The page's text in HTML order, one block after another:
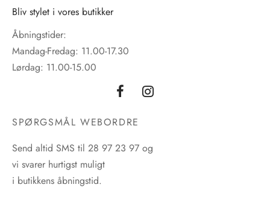
Bliv stylet i vores butikker
Åbningstider:
Mandag-Fredag: 11.00-17.30
Lørdag: 11.00-15.00
SPØRGSMÅL WEBORDRE
Send altid SMS til 28 97 23 97 og
vi svarer hurtigst muligt
i butikkens åbningstid.